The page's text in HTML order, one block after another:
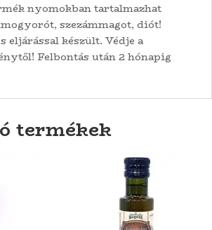
nyomokban tartalmazhat
szezámmagot, diót!
eljárással készült. Védje a
Felbontás után 2 hónapig
termékek